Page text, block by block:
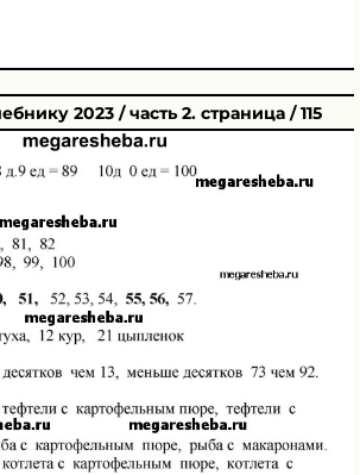
2023 / часть 2. страница / 115